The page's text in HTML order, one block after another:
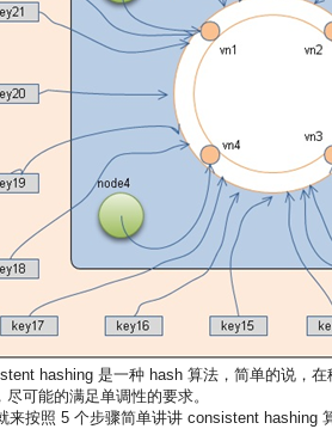
hashing 是一种 hash 算法，简单的说，
尽可能的满足单调性的要求。
来按照 5 个步骤简单讲讲 consistent hashing